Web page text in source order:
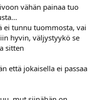
vähän painaa tuo
ei tunnu tuommosta, vai
hyvin, väljystyykö se
sitten
että jokaisella ei passaa